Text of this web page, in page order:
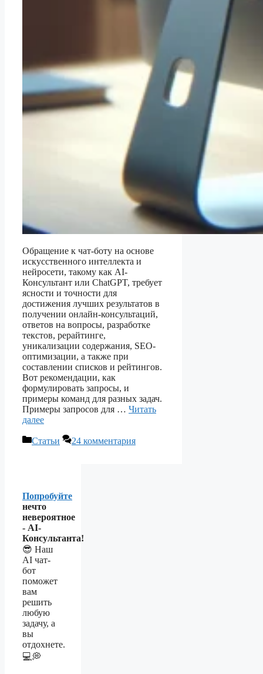
Обращение к чат-боту на основе
искусственного интеллекта и
нейросети, такому как AI-
Консультант или ChatGPT, требует
ясности и точности для
достижения лучших результатов в
получении онлайн-консультаций,
ответов на вопросы, разработке
текстов, рерайтинге,
уникализации содержания, SEO-
оптимизации, а также при
составлении списков и рейтингов.
Вот рекомендации, как
формулировать запросы, и
примеры команд для разных задач.
Примеры запросов для … Читать
далее
Рубрики
Статьи 24 комментария
Попробуйте
нечто
невероятное
- AI-
Консультанта!
😎 Наш
AI чат-
бот
поможет
вам
решить
любую
задачу, а
вы
отдохнете.
💻💭